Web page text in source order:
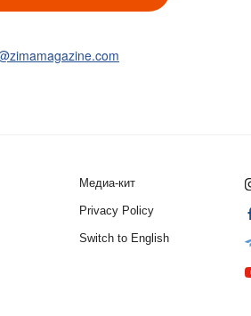
Медиа-кит
Privacy Policy
Switch to English